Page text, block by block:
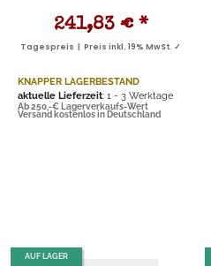
241,83 € *
Tagespreis | Preis inkl. 19% MwSt. ✓
KNAPPER LAGERBESTAND
aktuelle Lieferzeit: 1 - 3 Werktage
Ab 250,-€ Lagerverkaufs-Wert
Versand kostenlos in Deutschland
AUF LAGER